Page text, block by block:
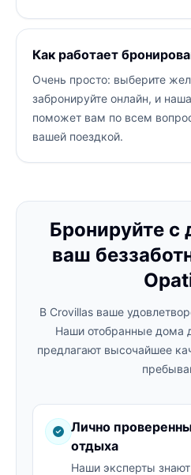
Как работает
Очень просто: выберите
забронируйте онлайн, и
поможет вам по всем
вашей поездкой.
Бронируйте
ваш
В Crovillas ваше
Наши отобранные дома
предлагают высочайшее
Лично
отдыха
Наши эксперты